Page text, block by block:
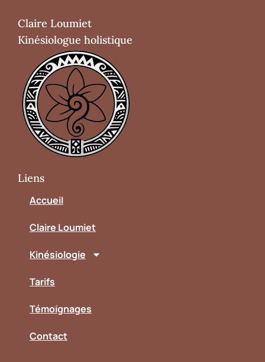
Claire Loumiet
Kinésiologue holistique
Liens
Accueil
Claire Loumiet
Kinésiologie
Tarifs
Témoignages
Contact